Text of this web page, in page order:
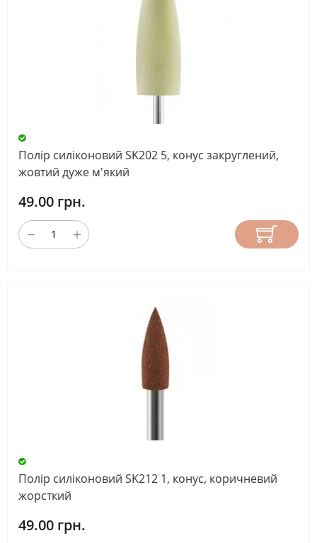
Полір силіконовий SK202 5, конус закруглений,
жовтий дуже м'який
49.00 грн.
Полір силіконовий SK212 1, конус, коричневий
жорсткий
49.00 грн.